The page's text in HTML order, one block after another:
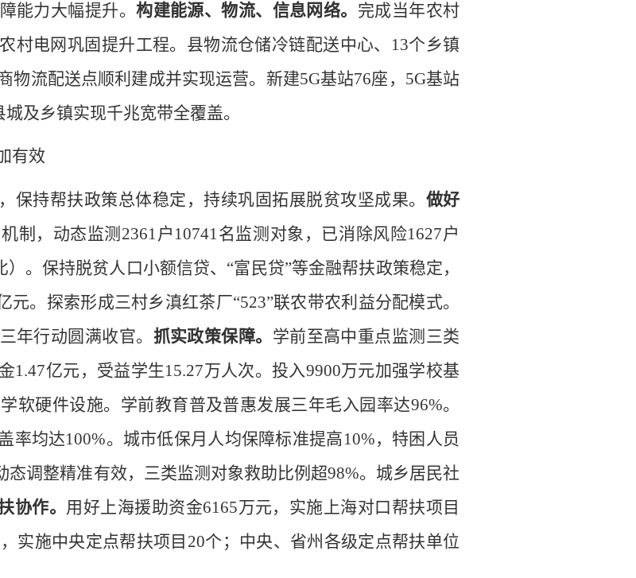
能力大幅提升。构建能源、物流、信息网络。 完成当年农村
村电网巩固提升工程。县物流仓储冷链配送中心、 13个乡镇
物流配送点顺利建成并实现运营。 新建5G基站76座， 5G基站
城及乡镇实现千兆宽带全覆盖。
有效
保持帮扶政策总体稳定，持续巩固拓展脱贫攻坚成果。 做好
制，动态监测 2361 户 10741 名监测对象，已消除风险1627户
）。保持脱贫人口小额信贷、 “富民贷”等金融帮扶政策稳定，
元。探索形成三村乡滇红茶厂“523”联农带农利益分配模式。
年行动圆满收官。 抓实政策保障。 学前至高中重点监测三类
1.47亿元，受益学生15.27万人次。投入9900万元加强学校基
软硬件设施。学前教育普及普惠发展三年毛入园率达96%。
率均达100%。城市低保月人均保障标准提高10%，特困人员
态调整精准有效，三类监测对象救助比例超98%。城乡居民社
协作。 用好上海援助资金6165万元，实施上海对口帮扶项目
实施中央定点帮扶项目 20个 ； 中央、省州各级定点帮扶单位